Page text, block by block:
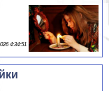
4:34:51